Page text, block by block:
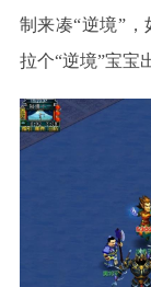
制来凑“逆境”，
拉个“逆境”宝宝